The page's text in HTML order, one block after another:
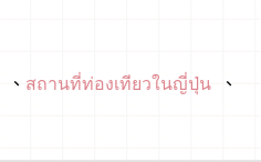
สถานที่ท่องเทียวในญี่ปุ่น